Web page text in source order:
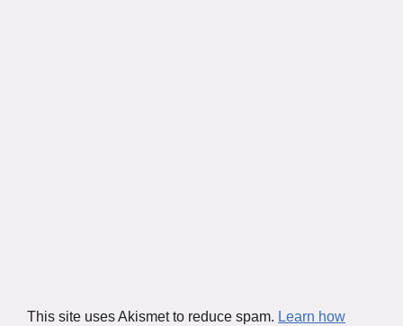
This site uses Akismet to reduce spam. Learn how